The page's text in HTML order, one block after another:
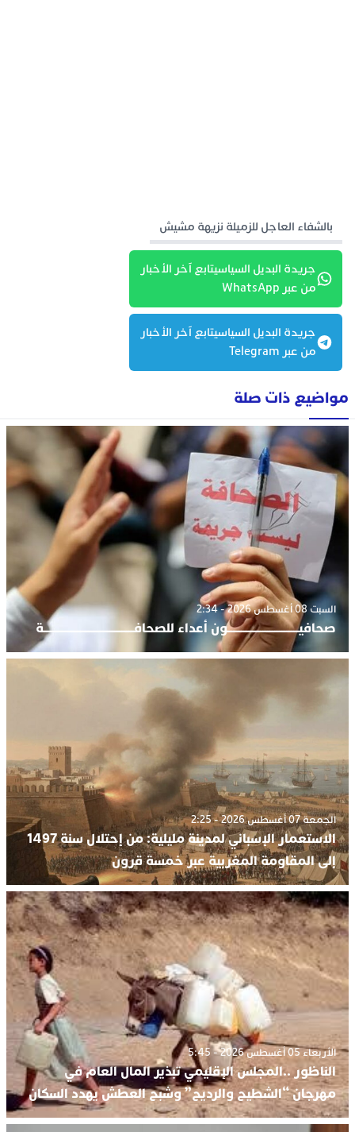
بالشفاء العاجل للزميلة نزيهة مشيش
جريدة البديل السياسيتابع آخر الأخبار
من عبر WhatsApp
جريدة البديل السياسيتابع آخر الأخبار
من عبر Telegram
مواضيع ذات صلة
السبت 08 أغسطس 2026 - 2:34
صحافيــــــــــــــــــــــــــــــون أعداء للصحافــــــــــــــــــــــــــــــــــــــة
الجمعة 07 أغسطس 2026 - 2:25
الاستعمار الإسباني لمدينة مليلية: من إحتلال سنة 1497
إلى المقاومة المغربية عبر خمسة قرون
الأربعاء 05 أغسطس 2026 - 5:45
الناظور ..المجلس الإقليمي تبذير المال العام في
مهرجان “الشطيح والرديح” وشبح العطش يهدد السكان